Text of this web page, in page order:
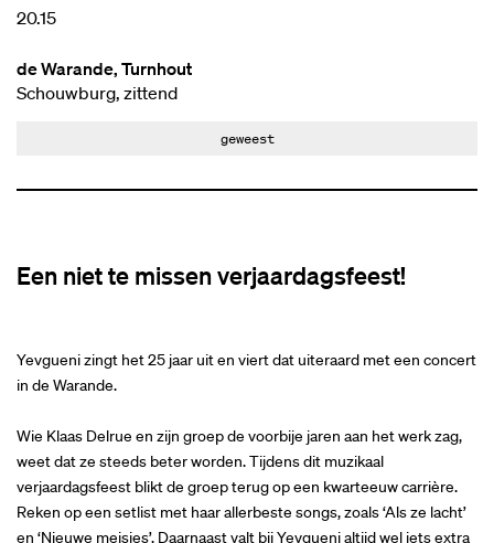
20.15
de Warande, Turnhout
Schouwburg, zittend
geweest
Een niet te missen verjaardagsfeest!
Yevgueni zingt het 25 jaar uit en viert dat uiteraard met een concert
in de Warande.
Wie Klaas Delrue en zijn groep de voorbije jaren aan het werk zag,
weet dat ze steeds beter worden. Tijdens dit muzikaal
verjaardagsfeest blikt de groep terug op een kwarteeuw carrière.
Reken op een setlist met haar allerbeste songs, zoals ‘Als ze lacht’
en ‘Nieuwe meisjes’. Daarnaast valt bij Yevgueni altijd wel iets extra